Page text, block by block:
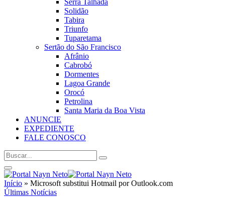
Serra Talhada
Solidão
Tabira
Triunfo
Tuparetama
Sertão do São Francisco
Afrânio
Cabrobó
Dormentes
Lagoa Grande
Orocó
Petrolina
Santa Maria da Boa Vista
ANUNCIE
EXPEDIENTE
FALE CONOSCO
Início » Microsoft substitui Hotmail por Outlook.com
Últimas Notícias